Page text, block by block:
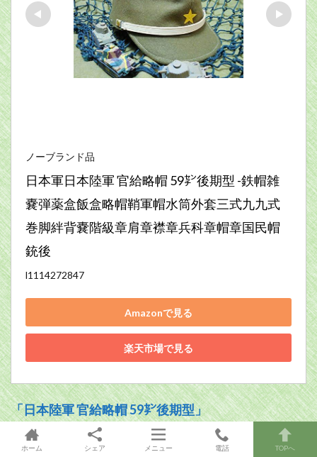
ノーブランド品
日本軍日本陸軍 官給略帽 59㌢後期型 -鉄帽雑
嚢弾薬盒飯盒略帽鞘軍帽水筒外套三式九九式
巻脚絆背嚢階級章肩章襟章兵科章帽章国民帽
銃後
l1114272847
Amazonで見る
楽天市場で見る
「日本陸軍 官給略帽 59㌢後期型」
ホーム シェア メニュー 電話 TOPへ